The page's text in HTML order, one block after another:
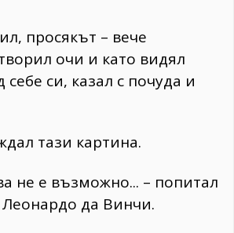
просякът – вече
очи и като видял
себе си, казал с почуда и
тази картина.
не е възможно... – попитал
да Винчи.